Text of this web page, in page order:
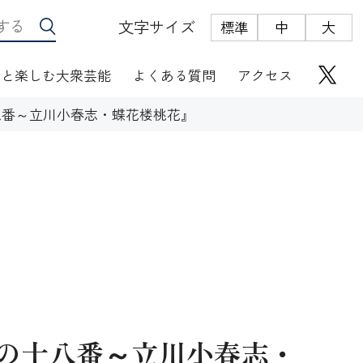
文字サイズ 標準 中 大
楽しむ大衆芸能 よくある質問 アクセス
～立川小春志・蝶花楼桃花』
十八番～立川小春志・